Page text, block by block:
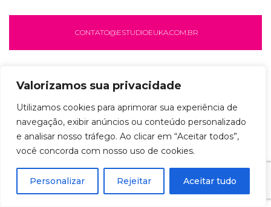
Valorizamos sua privacidade
Utilizamos cookies para aprimorar sua experiência de
navegação, exibir anúncios ou conteúdo personalizado
e analisar nosso tráfego. Ao clicar em “Aceitar todos”,
você concorda com nosso uso de cookies.
Personalizar Rejeitar Aceitar tudo
CONTATO@ESTUDIOEUKA.COM.BR